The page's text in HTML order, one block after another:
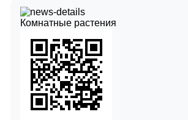
Комнатные растения